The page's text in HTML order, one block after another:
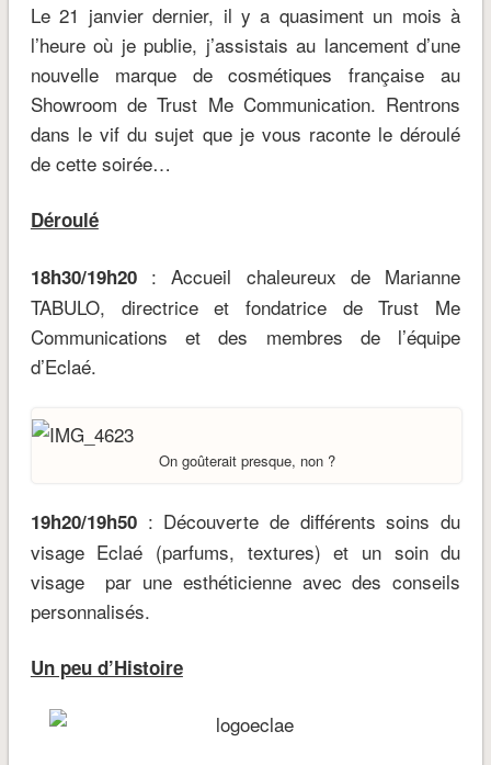
Le 21 janvier dernier, il y a quasiment un mois à
l’heure où je publie, j’assistais au lancement d’une
nouvelle marque de cosmétiques française au
Showroom de Trust Me Communication. Rentrons
dans le vif du sujet que je vous raconte le déroulé
de cette soirée…
Déroulé
18h30/19h20: Accueil chaleureux de Marianne
TABULO, directrice et fondatrice de Trust Me
Communications et des membres de l’équipe
d’Eclaé.
On goûterait presque, non ?
19h20/19h50: Découverte de différents soins du
visage Eclaé (parfums, textures) et un soin du
visage par une esthéticienne avec des conseils
personnalisés.
Un peu d’Histoire